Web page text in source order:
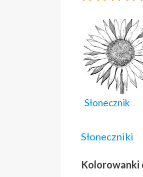
Słonecznik
Słoneczniki
Kolorowanki